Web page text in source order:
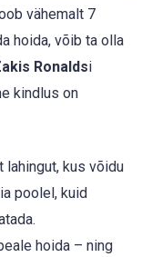
vähemalt 7
hoida, võib ta olla
Ronaldsi
kindlus on
kus võidu
poolel, kuid
hoida – ning